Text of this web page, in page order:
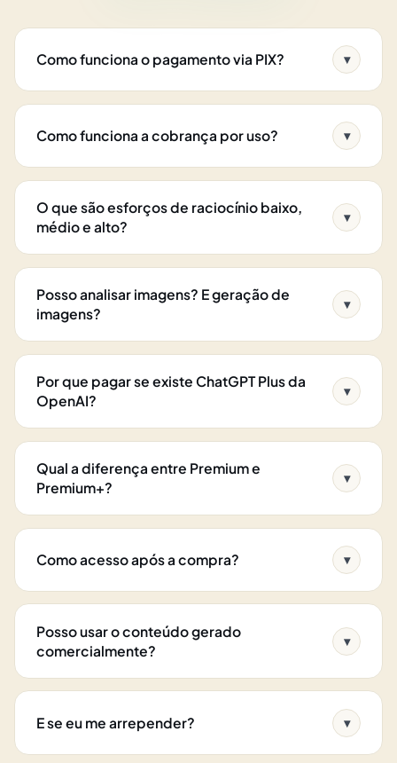
Como funciona o pagamento via PIX? ▾
Como funciona a cobrança por uso? ▾
O que são esforços de raciocínio baixo,
médio e alto?
▾
Posso analisar imagens? E geração de
imagens?
▾
Por que pagar se existe ChatGPT Plus da
OpenAI?
▾
Qual a diferença entre Premium e
Premium+?
▾
Como acesso após a compra? ▾
Posso usar o conteúdo gerado
comercialmente?
▾
E se eu me arrepender? ▾